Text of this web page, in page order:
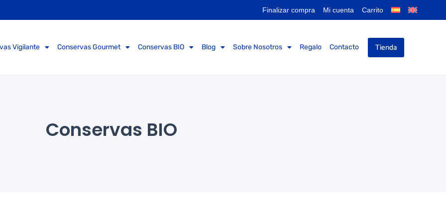
Finalizar compra Mi cuenta Carrito
Vigilante Conservas Gourmet Conservas BIO Blog Sobre Nosotros Regalo Contacto Tienda
Conservas BIO